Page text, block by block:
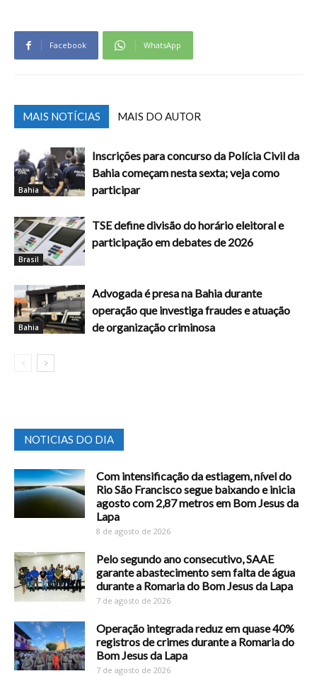
Facebook WhatsApp
MAIS NOTÍCIAS MAIS DO AUTOR
Bahia
Inscrições para concurso da Polícia Civil da
Bahia começam nesta sexta; veja como
participar
Brasil
TSE define divisão do horário eleitoral e
participação em debates de 2026
Bahia
Advogada é presa na Bahia durante
operação que investiga fraudes e atuação
de organização criminosa
NOTICIAS DO DIA
Com intensificação da estiagem, nível do
Rio São Francisco segue baixando e inicia
agosto com 2,87 metros em Bom Jesus da
Lapa
8 de agosto de 2026
Pelo segundo ano consecutivo, SAAE
garante abastecimento sem falta de água
durante a Romaria do Bom Jesus da Lapa
7 de agosto de 2026
Operação integrada reduz em quase 40%
registros de crimes durante a Romaria do
Bom Jesus da Lapa
7 de agosto de 2026